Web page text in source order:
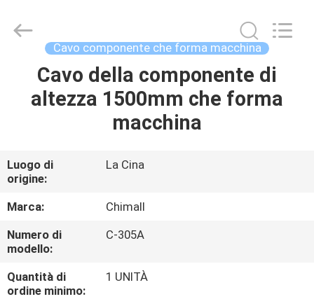
CASA
CIRCA
NOI
GIRO
DELLA
FABBRICA
Technology
Cavo componente che forma macchina
Cavo della componente di
altezza 1500mm che forma
macchina
Luogo di
origine:
La Cina
Marca:
Chimall
Numero di
modello:
C-305A
Quantità di
ordine minimo:
1 UNITÀ